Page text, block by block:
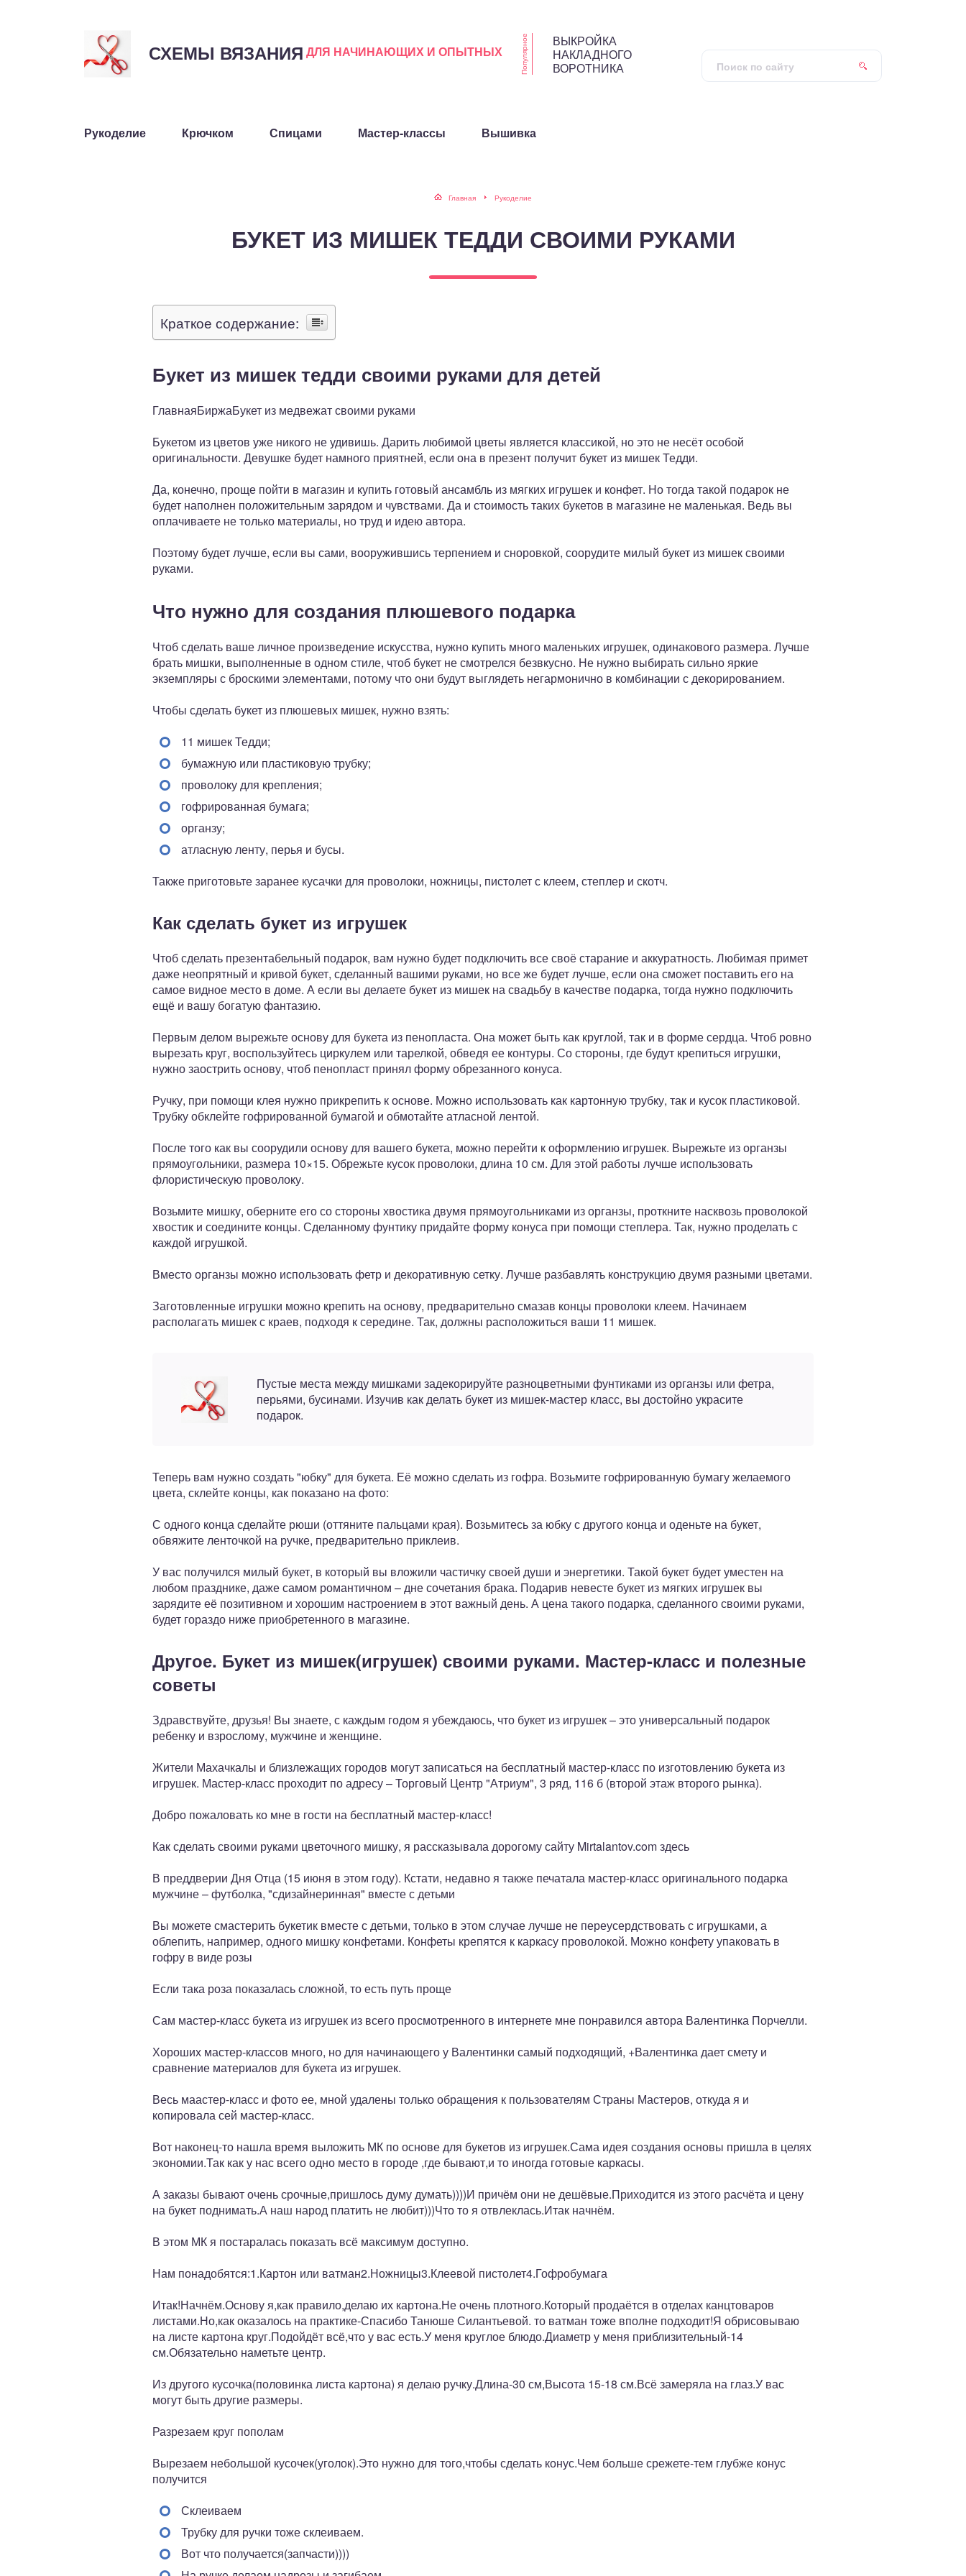
СХЕМЫ ВЯЗАНИЯ ДЛЯ НАЧИНАЮЩИХ И ОПЫТНЫХ Популярное
ВЫКРОЙКА
НАКЛАДНОГО
ВОРОТНИКА
Рукоделие Крючком Спицами Мастер-классы Вышивка
Главная Рукоделие
БУКЕТ ИЗ МИШЕК ТЕДДИ СВОИМИ РУКАМИ
Краткое содержание:
Букет из мишек тедди своими руками для детей
ГлавнаяБиржаБукет из медвежат своими руками
Букетом из цветов уже никого не удивишь. Дарить любимой цветы является классикой, но это не несёт особой
оригинальности. Девушке будет намного приятней, если она в презент получит букет из мишек Тедди.
Да, конечно, проще пойти в магазин и купить готовый ансамбль из мягких игрушек и конфет. Но тогда такой подарок не
будет наполнен положительным зарядом и чувствами. Да и стоимость таких букетов в магазине не маленькая. Ведь вы
оплачиваете не только материалы, но труд и идею автора.
Поэтому будет лучше, если вы сами, вооружившись терпением и сноровкой, соорудите милый букет из мишек своими
руками.
Что нужно для создания плюшевого подарка
Чтоб сделать ваше личное произведение искусства, нужно купить много маленьких игрушек, одинакового размера. Лучше
брать мишки, выполненные в одном стиле, чтоб букет не смотрелся безвкусно. Не нужно выбирать сильно яркие
экземпляры с броскими элементами, потому что они будут выглядеть негармонично в комбинации с декорированием.
Чтобы сделать букет из плюшевых мишек, нужно взять:
11 мишек Тедди;
бумажную или пластиковую трубку;
проволоку для крепления;
гофрированная бумага;
органзу;
атласную ленту, перья и бусы.
Также приготовьте заранее кусачки для проволоки, ножницы, пистолет с клеем, степлер и скотч.
Как сделать букет из игрушек
Чтоб сделать презентабельный подарок, вам нужно будет подключить все своё старание и аккуратность. Любимая примет
даже неопрятный и кривой букет, сделанный вашими руками, но все же будет лучше, если она сможет поставить его на
самое видное место в доме. А если вы делаете букет из мишек на свадьбу в качестве подарка, тогда нужно подключить
ещё и вашу богатую фантазию.
Первым делом вырежьте основу для букета из пенопласта. Она может быть как круглой, так и в форме сердца. Чтоб ровно
вырезать круг, воспользуйтесь циркулем или тарелкой, обведя ее контуры. Со стороны, где будут крепиться игрушки,
нужно заострить основу, чтоб пенопласт принял форму обрезанного конуса.
Ручку, при помощи клея нужно прикрепить к основе. Можно использовать как картонную трубку, так и кусок пластиковой.
Трубку обклейте гофрированной бумагой и обмотайте атласной лентой.
После того как вы соорудили основу для вашего букета, можно перейти к оформлению игрушек. Вырежьте из органзы
прямоугольники, размера 10×15. Обрежьте кусок проволоки, длина 10 см. Для этой работы лучше использовать
флористическую проволоку.
Возьмите мишку, оберните его со стороны хвостика двумя прямоугольниками из органзы, проткните насквозь проволокой
хвостик и соедините концы. Сделанному фунтику придайте форму конуса при помощи степлера. Так, нужно проделать с
каждой игрушкой.
Вместо органзы можно использовать фетр и декоративную сетку. Лучше разбавлять конструкцию двумя разными цветами.
Заготовленные игрушки можно крепить на основу, предварительно смазав концы проволоки клеем. Начинаем
располагать мишек с краев, подходя к середине. Так, должны расположиться ваши 11 мишек.
Пустые места между мишками задекорируйте разноцветными фунтиками из органзы или фетра,
перьями, бусинами. Изучив как делать букет из мишек-мастер класс, вы достойно украсите
подарок.
Теперь вам нужно создать "юбку" для букета. Её можно сделать из гофра. Возьмите гофрированную бумагу желаемого
цвета, склейте концы, как показано на фото:
С одного конца сделайте рюши (оттяните пальцами края). Возьмитесь за юбку с другого конца и оденьте на букет,
обвяжите ленточкой на ручке, предварительно приклеив.
У вас получился милый букет, в который вы вложили частичку своей души и энергетики. Такой букет будет уместен на
любом празднике, даже самом романтичном – дне сочетания брака. Подарив невесте букет из мягких игрушек вы
зарядите её позитивном и хорошим настроением в этот важный день. А цена такого подарка, сделанного своими руками,
будет гораздо ниже приобретенного в магазине.
Другое. Букет из мишек(игрушек) своими руками. Мастер-класс и полезные
советы
Здравствуйте, друзья! Вы знаете, с каждым годом я убеждаюсь, что букет из игрушек – это универсальный подарок
ребенку и взрослому, мужчине и женщине.
Жители Махачкалы и близлежащих городов могут записаться на бесплатный мастер-класс по изготовлению букета из
игрушек. Мастер-класс проходит по адресу – Торговый Центр "Атриум", 3 ряд, 116 б (второй этаж второго рынка).
Добро пожаловать ко мне в гости на бесплатный мастер-класс!
Как сделать своими руками цветочного мишку, я рассказывала дорогому сайту Mirtalantov.com здесь
В преддверии Дня Отца (15 июня в этом году). Кстати, недавно я также печатала мастер-класс оригинального подарка
мужчине – футболка, "сдизайнеринная" вместе с детьми
Вы можете смастерить букетик вместе с детьми, только в этом случае лучше не переусердствовать с игрушками, а
облепить, например, одного мишку конфетами. Конфеты крепятся к каркасу проволокой. Можно конфету упаковать в
гофру в виде розы
Если така роза показалась сложной, то есть путь проще
Сам мастер-класс букета из игрушек из всего просмотренного в интернете мне понравился автора Валентинка Порчелли.
Хороших мастер-классов много, но для начинающего у Валентинки самый подходящий, +Валентинка дает смету и
сравнение материалов для букета из игрушек.
Весь маастер-класс и фото ее, мной удалены только обращения к пользователям Страны Мастеров, откуда я и
копировала сей мастер-класс.
Вот наконец-то нашла время выложить МК по основе для букетов из игрушек.Сама идея создания основы пришла в целях
экономии.Так как у нас всего одно место в городе ,где бывают,и то иногда готовые каркасы.
А заказы бывают очень срочные,пришлось думу думать))))И причём они не дешёвые.Приходится из этого расчёта и цену
на букет поднимать.А наш народ платить не любит)))Что то я отвлеклась.Итак начнём.
В этом МК я постаралась показать всё максимум доступно.
Нам понадобятся:1.Картон или ватман2.Ножницы3.Клеевой пистолет4.Гофробумага
Итак!Начнём.Основу я,как правило,делаю их картона.Не очень плотного.Который продаётся в отделах канцтоваров
листами.Но,как оказалось на практике-Спасибо Танюше Силантьевой. то ватман тоже вполне подходит!Я обрисовываю
на листе картона круг.Подойдёт всё,что у вас есть.У меня круглое блюдо.Диаметр у меня приблизительный-14
см.Обязательно наметьте центр.
Из другого кусочка(половинка листа картона) я делаю ручку.Длина-30 см,Высота 15-18 см.Всё замеряла на глаз.У вас
могут быть другие размеры.
Разрезаем круг пополам
Вырезаем небольшой кусочек(уголок).Это нужно для того,чтобы сделать конус.Чем больше срежете-тем глубже конус
получится
Склеиваем
Трубку для ручки тоже склеиваем.
Вот что получается(запчасти))))